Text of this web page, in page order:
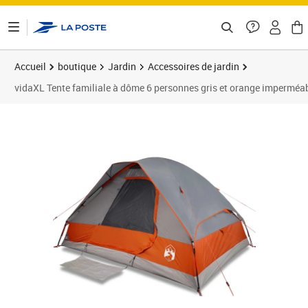
Accueil boutique Jardin
Accessoires de jardin
vidaXL Tente familiale à dôme 6 personnes gris et orange